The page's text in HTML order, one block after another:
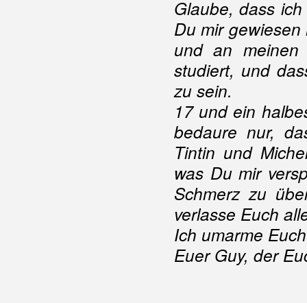
Glaube, dass
Du mir
und an
studiert, und
zu sein.
17 und ein
bedaure nur,
Tintin und
was Du mir
Schmerz zu
verlasse Euch
Ich umarme
Euer Guy, der